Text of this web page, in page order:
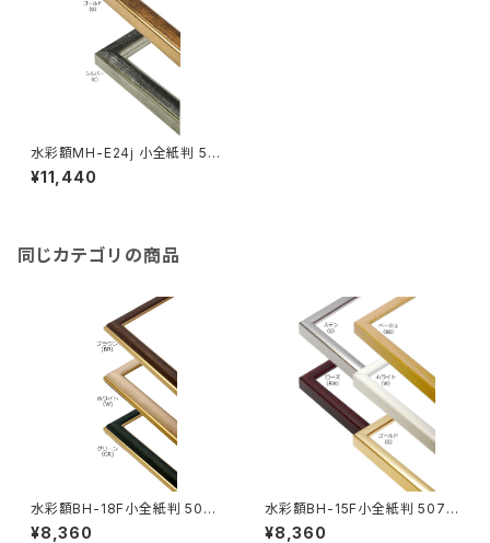
水彩額MH-E24j 小全紙判 50
7×659ミリ
¥11,440
同じカテゴリの商品
水彩額BH-18F小全紙判 507×
659ミリ
¥8,360
水彩額BH-15F小全紙判 507×
659ミリ
¥8,360